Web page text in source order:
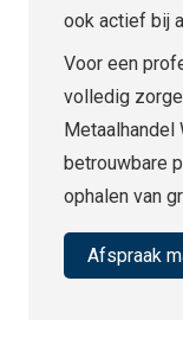
ook actief bij
Voor een
volledig
Metaalhandel
betrouwbare
ophalen van
Afspraak